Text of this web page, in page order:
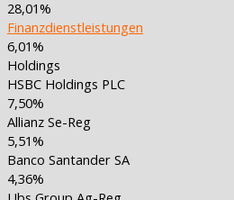
28,01%
Finanzdienstleistungen
6,01%
Holdings
HSBC Holdings PLC
7,50%
Allianz Se-Reg
5,51%
Banco Santander SA
4,36%